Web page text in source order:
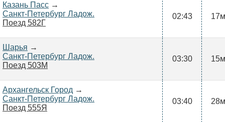
Казань Пасс →
Санкт-Петербург Ладож.
Поезд 582Г
02:43 17м
Шарья →
Санкт-Петербург Ладож.
Поезд 503М
03:30 15м
Архангельск Город →
Санкт-Петербург Ладож.
Поезд 555Я
03:40 28м